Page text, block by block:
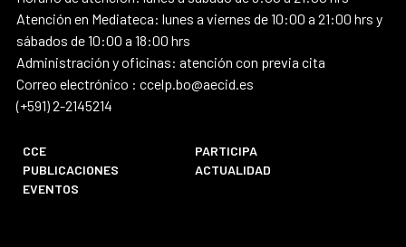
Atención en Mediateca: lunes a viernes de 10:00 a 21:00 hrs y
sábados de 10:00 a 18:00 hrs
Administración y oficinas: atención con previa cita
Correo electrónico : ccelp.bo@aecid.es
(+591) 2-2145214
CCE
PARTICIPA
PUBLICACIONES
ACTUALIDAD
EVENTOS